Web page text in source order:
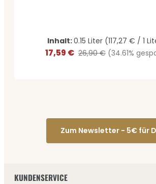
Inhalt:0.15 Liter (117,27 € / 1
Verkaufspreis:
17,59 € Regulärer Preis:
26,90 € (34.61%
Zum Newsletter - 5€ für
KUNDENSERVICE